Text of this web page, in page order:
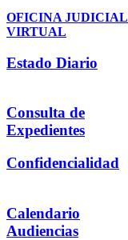
OFICINA JUDICIAL
VIRTUAL
Estado Diario
Consulta de
Expedientes
Confidencialidad
Calendario
Audiencias